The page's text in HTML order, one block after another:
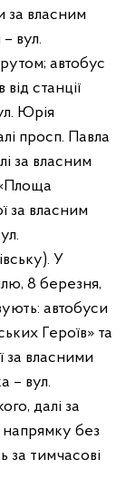
за власним
вул.
️автобус
станції
Юрія
просп. Павла
за власним
за власним
У
8 березня,
️автобуси
Героїв» та
за власними
– вул.
далі за
без
за тимчасові